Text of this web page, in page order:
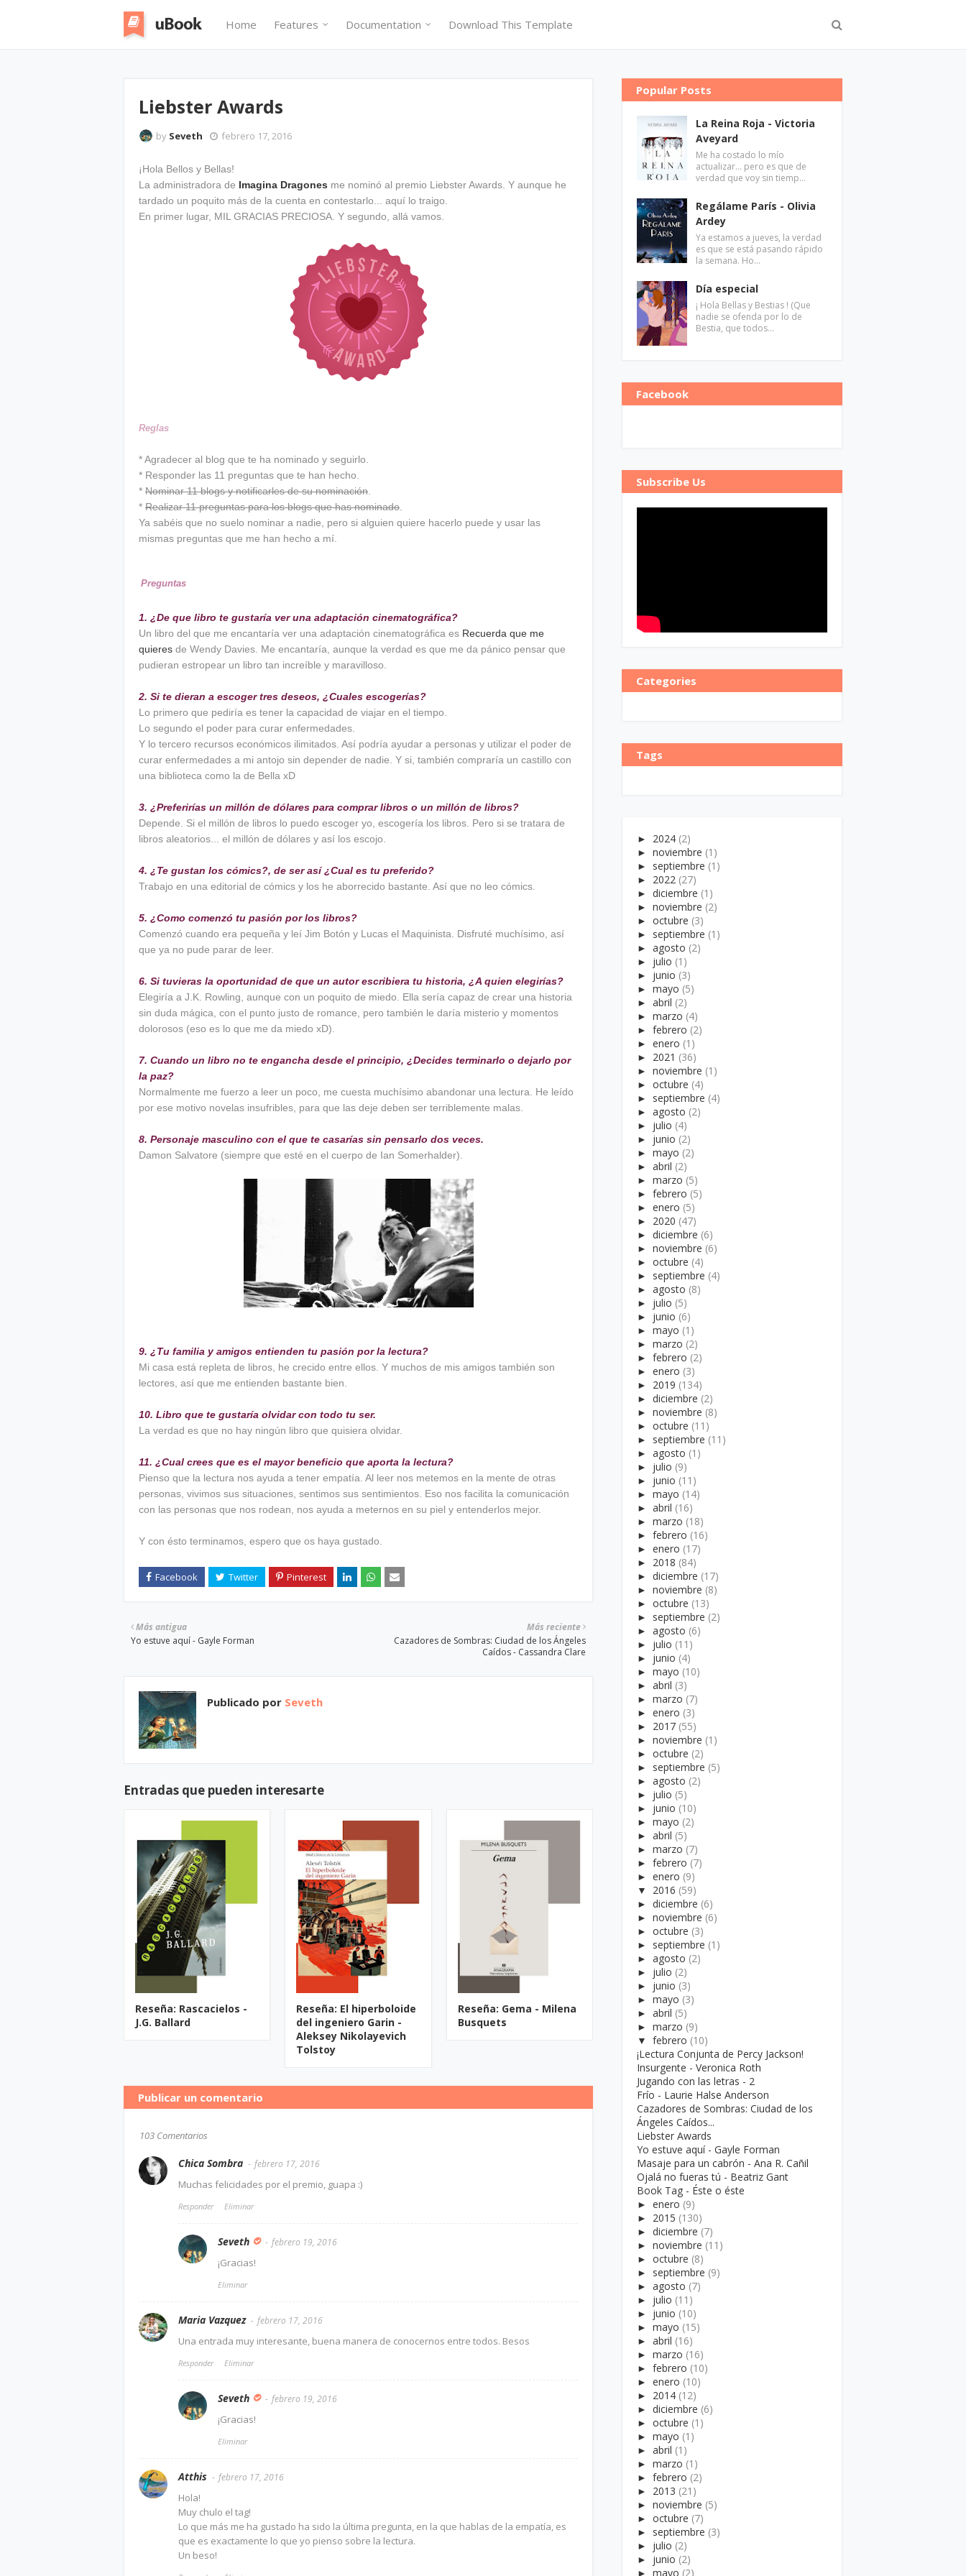
Home Features Documentation Download This Template
Liebster Awards
by Seveth febrero 17, 2016
¡Hola Bellos y Bellas!
La administradora de Imagina Dragones me nominó al premio Liebster Awards. Y aunque he
tardado un poquito más de la cuenta en contestarlo... aquí lo traigo.
En primer lugar, MIL GRACIAS PRECIOSA. Y segundo, allá vamos.
Reglas
* Agradecer al blog que te ha nominado y seguirlo.
* Responder las 11 preguntas que te han hecho.
* Nominar 11 blogs y notificarles de su nominación
* Realizar 11 preguntas para los blogs que has nominado
Ya sabéis que no suelo nominar a nadie, pero si alguien quiere hacerlo puede y usar las
mismas preguntas que me han hecho a mí.
Preguntas
1. ¿De que libro te gustaría ver una adaptación cinematográfica?
Un libro del que me encantaría ver una adaptación cinematográfica es Recuerda que me
quieres de Wendy Davies. Me encantaría, aunque la verdad es que me da pánico pensar que
pudieran estropear un libro tan increíble y maravilloso.
2. Si te dieran a escoger tres deseos, ¿Cuales escogerías?
Lo primero que pediría es tener la capacidad de viajar en el tiempo.
Lo segundo el poder para curar enfermedades.
Y lo tercero recursos económicos ilimitados. Así podría ayudar a personas y utilizar el poder de
curar enfermedades a mi antojo sin depender de nadie. Y si, también compraría un castillo con
una biblioteca como la de Bella xD
3. ¿Preferirías un millón de dólares para comprar libros o un millón de libros?
Depende. Si el millón de libros lo puedo escoger yo, escogería los libros. Pero si se tratara de
libros aleatorios... el millón de dólares y así los escojo.
4. ¿Te gustan los cómics?, de ser así ¿Cual es tu preferido?
Trabajo en una editorial de cómics y los he aborrecido bastante. Así que no leo cómics.
5. ¿Como comenzó tu pasión por los libros?
Comenzó cuando era pequeña y leí Jim Botón y Lucas el Maquinista. Disfruté muchísimo, así
que ya no pude parar de leer.
6. Si tuvieras la oportunidad de que un autor escribiera tu historia, ¿A quien elegirías?
Elegiría a J.K. Rowling, aunque con un poquito de miedo. Ella sería capaz de crear una historia
sin duda mágica, con el punto justo de romance, pero también le daría misterio y momentos
dolorosos (eso es lo que me da miedo xD).
7. Cuando un libro no te engancha desde el principio, ¿Decides terminarlo o dejarlo por
la paz?
Normalmente me fuerzo a leer un poco, me cuesta muchísimo abandonar una lectura. He leído
por ese motivo novelas insufribles, para que las deje deben ser terriblemente malas.
8. Personaje masculino con el que te casarías sin pensarlo dos veces.
Damon Salvatore (siempre que esté en el cuerpo de Ian Somerhalder).
9. ¿Tu familia y amigos entienden tu pasión por la lectura?
Mi casa está repleta de libros, he crecido entre ellos. Y muchos de mis amigos también son
lectores, así que me entienden bastante bien.
10. Libro que te gustaría olvidar con todo tu ser.
La verdad es que no hay ningún libro que quisiera olvidar.
11. ¿Cual crees que es el mayor beneficio que aporta la lectura?
Pienso que la lectura nos ayuda a tener empatía. Al leer nos metemos en la mente de otras
personas, vivimos sus situaciones, sentimos sus sentimientos. Eso nos facilita la comunicación
con las personas que nos rodean, nos ayuda a meternos en su piel y entenderlos mejor.
Y con ésto terminamos, espero que os haya gustado.
Más reciente
Cazadores de Sombras: Ciudad de los Ángeles
Caídos - Cassandra Clare
Más antigua
Yo estuve aquí - Gayle Forman
Publicado por Seveth
Entradas que pueden interesarte
Reseña: Rascacielos -
J.G. Ballard
Reseña: El hiperboloide
del ingeniero Garin -
Aleksey Nikolayevich
Tolstoy
Reseña: Gema - Milena
Busquets
Publicar un comentario
103 Comentarios
Chica Sombra febrero 17, 2016
Muchas felicidades por el premio, guapa :)
Responder Eliminar
Seveth febrero 19, 2016
¡Gracias!
Eliminar
Maria Vazquez febrero 17, 2016
Una entrada muy interesante, buena manera de conocernos entre todos. Besos
Responder Eliminar
Seveth febrero 19, 2016
¡Gracias!
Eliminar
Atthis febrero 17, 2016
Hola!
Muy chulo el tag!
Lo que más me ha gustado ha sido la última pregunta, en la que hablas de la empatía, es
que es exactamente lo que yo pienso sobre la lectura.
Un beso!
Popular Posts
La Reina Roja - Victoria
Aveyard
Me ha costado lo mío
actualizar... pero es que de
verdad que voy sin tiemp…
Regálame París - Olivia
Ardey
Ya estamos a jueves, la verdad
es que se está pasando rápido
la semana. Ho…
Día especial
¡ Hola Bellas y Bestias ! (Que
nadie se ofenda por lo de
Bestia, que todos…
Facebook
Subscribe Us
Categories
Tags
► 2024 (2)
►noviembre (1)
► septiembre (1)
► 2022 (27)
►diciembre (1)
►noviembre (2)
►octubre (3)
► septiembre (1)
►agosto (2)
► julio (1)
► junio (3)
►mayo (5)
►abril (2)
►marzo (4)
►febrero (2)
►enero (1)
► 2021 (36)
►noviembre (1)
►octubre (4)
► septiembre (4)
►agosto (2)
► julio (4)
► junio (2)
►mayo (2)
►abril (2)
►marzo (5)
►febrero (5)
►enero (5)
► 2020 (47)
►diciembre (6)
►noviembre (6)
►octubre (4)
► septiembre (4)
►agosto (8)
► julio (5)
► junio (6)
►mayo (1)
►marzo (2)
►febrero (2)
►enero (3)
► 2019 (134)
►diciembre (2)
►noviembre (8)
►octubre (11)
► septiembre (11)
►agosto (1)
► julio (9)
► junio (11)
►mayo (14)
►abril (16)
►marzo (18)
►febrero (16)
►enero (17)
► 2018 (84)
►diciembre (17)
►noviembre (8)
►octubre (13)
► septiembre (2)
►agosto (6)
► julio (11)
► junio (4)
►mayo (10)
►abril (3)
►marzo (7)
►enero (3)
► 2017 (55)
►noviembre (1)
►octubre (2)
► septiembre (5)
►agosto (2)
► julio (5)
► junio (10)
►mayo (2)
►abril (5)
►marzo (7)
►febrero (7)
►enero (9)
▼
2016 (59)
►diciembre (6)
►noviembre (6)
►octubre (3)
► septiembre (1)
►agosto (2)
► julio (2)
► junio (3)
►mayo (3)
►abril (5)
►marzo (9)
▼ febrero (10)
¡Lectura Conjunta de Percy Jackson!
Insurgente - Veronica Roth
Jugando con las letras - 2
Frío - Laurie Halse Anderson
Cazadores de Sombras: Ciudad de los
Ángeles Caídos...
Liebster Awards
Yo estuve aquí - Gayle Forman
Masaje para un cabrón - Ana R. Cañil
Ojalá no fueras tú - Beatriz Gant
Book Tag - Éste o éste
►enero (9)
► 2015 (130)
►diciembre (7)
►noviembre (11)
►octubre (8)
► septiembre (9)
►agosto (7)
► julio (11)
► junio (10)
►mayo (15)
►abril (16)
►marzo (16)
►febrero (10)
►enero (10)
► 2014 (12)
►diciembre (6)
►octubre (1)
►mayo (1)
►abril (1)
►marzo (1)
►febrero (2)
► 2013 (21)
►noviembre (5)
►octubre (7)
► septiembre (3)
► julio (2)
► junio (2)
►mayo (2)